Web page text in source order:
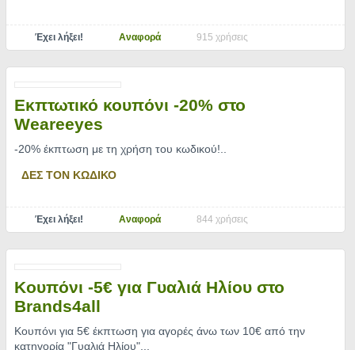
Έχει λήξει! Αναφορά 915 χρήσεις
Εκπτωτικό κουπόνι -20% στο
Weareeyes
-20% έκπτωση με τη χρήση του κωδικού!
ΔΕΣ ΤΟΝ ΚΩΔΙΚΟ
Έχει λήξει! Αναφορά 844 χρήσεις
Κουπόνι -5€ για Γυαλιά Ηλίου στο
Brands4all
Κουπόνι για 5€ έκπτωση για αγορές άνω των 10€ από την
κατηγορία "Γυαλιά Ηλίου".